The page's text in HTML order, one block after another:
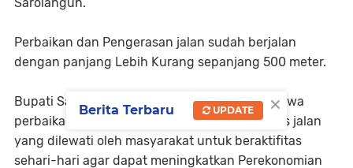
Perbaikan dan Pengerasan jalan sudah berjalan
dengan panjang Lebih Kurang sepanjang 500 meter.
Bupati Sarolangun H Hurmin mengatakan bahwa
perbaikan jalan ini untuk mempermudah akses jalan
yang dilewati oleh masyarakat untuk beraktifitas
sehari-hari agar dapat meningkatkan Perekonomian
×
Berita Terbaru UPDATE